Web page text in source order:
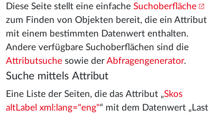
Diese Seite stellt eine einfache Suchoberfläche
zum Finden von Objekten bereit, die ein Attribut
mit einem bestimmten Datenwert enthalten.
Andere verfügbare Suchoberflächen sind die
Attributsuche sowie der Abfragengenerator.
Suche mittels Attribut
Eine Liste der Seiten, die das Attribut „Skos
altLabel xml:lang="eng"“ mit dem Datenwert „Last